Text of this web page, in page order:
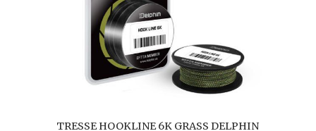
TRESSE HOOKLINE 6K GRASS DELPHIN